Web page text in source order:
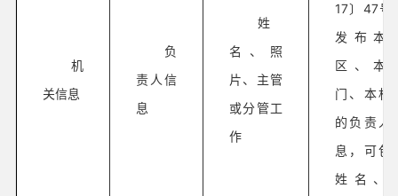
机
关信息
负
责人信
息
姓
名、照
片、主管
或分管工
作
17〕47号
发布本
区、本
门、本机
的负责人
息，可包
姓名、